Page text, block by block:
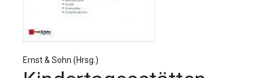
Für Autor:innen
Verlag
Sprache / Language: DE Sprache / Language: EN
Ernst & Sohn (Hrsg.)